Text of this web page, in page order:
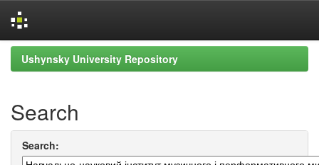
Skip
navigation
Ushynsky University Repository
Search
Search: